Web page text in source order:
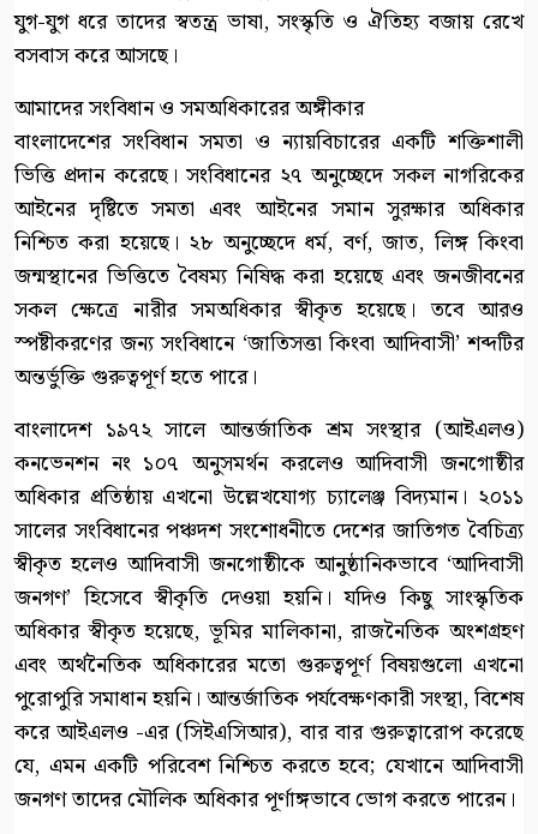
যুগ-যুগ ধরে তাদের স্বতন্ত্র ভাষা, সংস্কৃতি ও ঐতিহ্য বজায় রেখে
বসবাস করে আসছে।
আমাদের সংবিধান ও সমঅধিকারের অঙ্গীকার
বাংলাদেশের সংবিধান সমতা ও ন্যায়বিচারের একটি শক্তিশালী
ভিত্তি প্রদান করেছে। সংবিধানের ২৭ অনুচ্ছেদে সকল নাগরিকের
আইনের দৃষ্টিতে সমতা এবং আইনের সমান সুরক্ষার অধিকার
নিশ্চিত করা হয়েছে। ২৮ অনুচ্ছেদে ধর্ম, বর্ণ, জাত, লিঙ্গ কিংবা
জন্মস্থানের ভিত্তিতে বৈষম্য নিষিদ্ধ করা হয়েছে এবং জনজীবনের
সকল ক্ষেত্রে নারীর সমঅধিকার স্বীকৃত হয়েছে। তবে আরও
স্পষ্টীকরণের জন্য সংবিধানে ‘জাতিসত্তা কিংবা আদিবাসী’ শব্দটির
অন্তর্ভুক্তি গুরুত্বপূর্ণ হতে পারে।
বাংলাদেশ ১৯৭২ সালে আন্তর্জাতিক শ্রম সংস্থার (আইএলও)
কনভেনশন নং ১০৭ অনুসমর্থন করলেও আদিবাসী জনগোষ্ঠীর
অধিকার প্রতিষ্ঠায় এখনো উল্লেখযোগ্য চ্যালেঞ্জ বিদ্যমান। ২০১১
সালের সংবিধানের পঞ্চদশ সংশোধনীতে দেশের জাতিগত বৈচিত্র্য
স্বীকৃত হলেও আদিবাসী জনগোষ্ঠীকে আনুষ্ঠানিকভাবে ‘আদিবাসী
জনগণ’ হিসেবে স্বীকৃতি দেওয়া হয়নি। যদিও কিছু সাংস্কৃতিক
অধিকার স্বীকৃত হয়েছে, ভূমির মালিকানা, রাজনৈতিক অংশগ্রহণ
এবং অর্থনৈতিক অধিকারের মতো গুরুত্বপূর্ণ বিষয়গুলো এখনো
পুরোপুরি সমাধান হয়নি। আন্তর্জাতিক পর্যবেক্ষণকারী সংস্থা, বিশেষ
করে আইএলও -এর (সিইএসিআর), বার বার গুরুত্বারোপ করেছে
যে, এমন একটি পরিবেশ নিশ্চিত করতে হবে; যেখানে আদিবাসী
জনগণ তাদের মৌলিক অধিকার পূর্ণাঙ্গভাবে ভোগ করতে পারেন।